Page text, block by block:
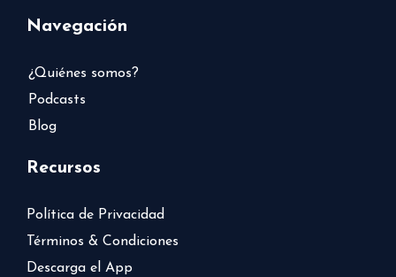
Navegación
¿Quiénes somos?
Podcasts
Blog
Recursos
Política de Privacidad
Términos & Condiciones
Descarga el App